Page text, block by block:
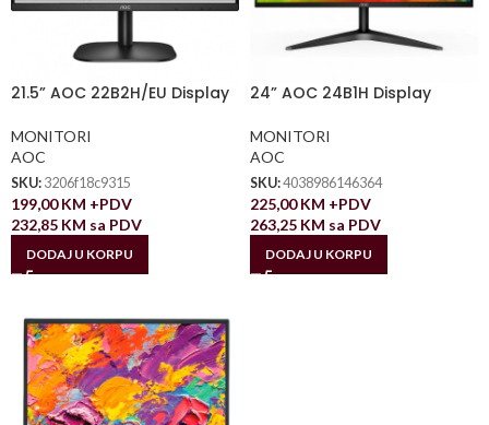
21.5” AOC 22B2H/EU Display
MONITORI
AOC
SKU: 3206f18c9315
199,00KM +PDV
232,85 KM sa PDV
DODAJ U KORPU
24” AOC 24B1H Display
MONITORI
AOC
SKU:4038986146364
225,00KM +PDV
263,25 KM sa PDV
DODAJ U KORPU